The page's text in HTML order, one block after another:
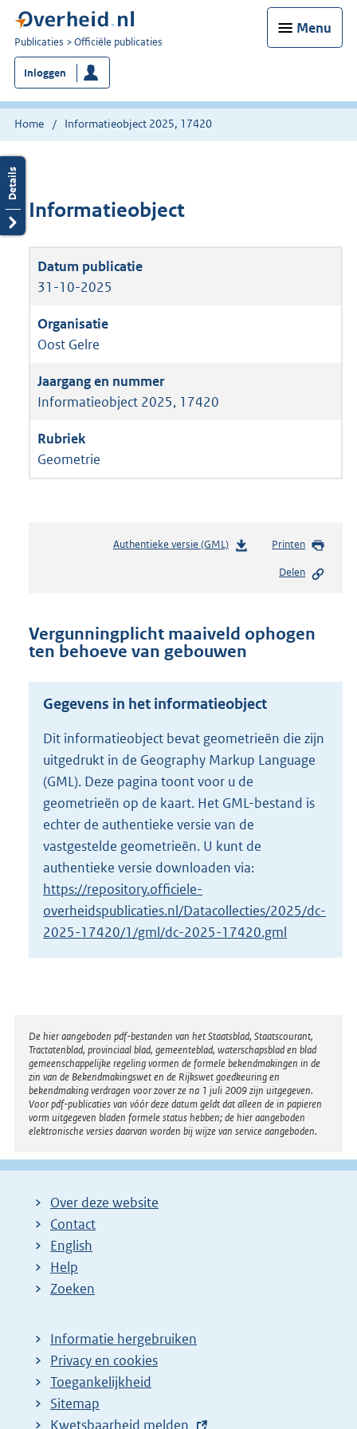
Menu
U
bent
nu
hier:
Publicaties Officiële publicaties
Inloggen
Home Informatieobject 2025, 17420
Informatieobject
31-10-2025
Oost Gelre
Informatieobject 2025, 17420
Geometrie
Authentieke versie (GML)b
n
s
o
t
t
e
:
8
K
b
Printen
Delen
Vergunningplicht maaiveld ophogen
ten behoeve van gebouwen
Gegevens in het informatieobject
Dit informatieobject bevat geometrieën die zijn
uitgedrukt in de Geography Markup Language
(GML). Deze pagina toont voor u de
geometrieën op de kaart. Het GML-bestand is
echter de authentieke versie van de
vastgestelde geometrieën. U kunt de
authentieke versie downloaden via:
https://repository.officiele-
overheidspublicaties.nl/Datacollecties/2025/dc-
2025-17420/1/gml/dc-2025-17420.gml
Disclaimer
De hier aangeboden pdf-bestanden van het Staatsblad, Staatscourant,
Tractatenblad, provinciaal blad, gemeenteblad, waterschapsblad en blad
gemeenschappelijke regeling vormen de formele bekendmakingen in de
zin van de Bekendmakingswet en de Rijkswet goedkeuring en
bekendmaking verdragen voor zover ze na 1 juli 2009 zijn uitgegeven.
Voor pdf-publicaties van vóór deze datum geldt dat alleen de in papieren
vorm uitgegeven bladen formele status hebben; de hier aangeboden
elektronische versies daarvan worden bij wijze van service aangeboden.
Over deze website
Contact
English
Help
Zoeken
Informatie hergebruiken
Privacy en cookies
Toegankelijkheid
Sitemap
E
Kwetsbaarheid melden